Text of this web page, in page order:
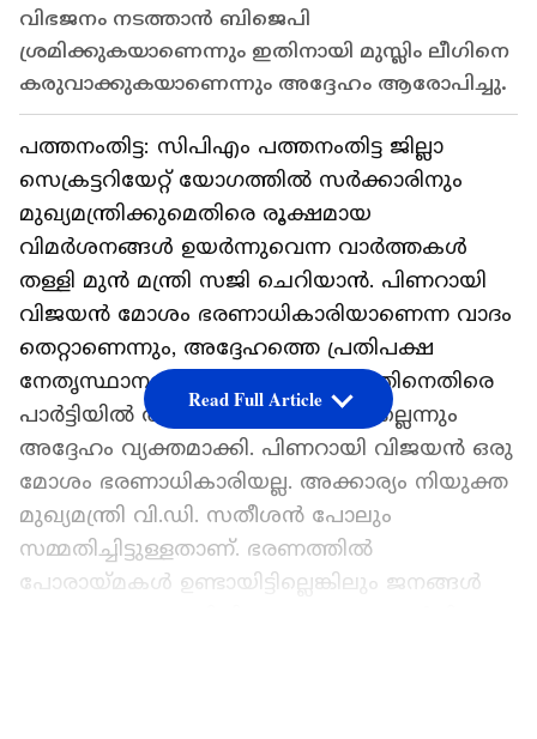
വിഭജനം നടത്താൻ ബിജെപി
ശ്രമിക്കുകയാണെന്നും ഇതിനായി മുസ്ലിം ലീഗിനെ
കരുവാക്കുകയാണെന്നും അദ്ദേഹം ആരോപിച്ചു.
പത്തനംതിട്ട: സിപിഎം പത്തനംതിട്ട ജില്ലാ
സെക്രട്ടറിയേറ്റ് യോഗത്തിൽ സർക്കാരിനും
മുഖ്യമന്ത്രിക്കുമെതിരെ രൂക്ഷമായ
വിമർശനങ്ങൾ ഉയർന്നുവെന്ന വാർത്തകൾ
തള്ളി മുൻ മന്ത്രി സജി ചെറിയാൻ. പിണറായി
വിജയൻ മോശം ഭരണാധികാരിയാണെന്ന വാദം
തെറ്റാണെന്നും, അദ്ദേഹത്തെ പ്രതിപക്ഷ
നേതൃസ്ഥാനത്തേക്ക് കൊണ്ടുവന്നതിനെതിരെ
പാർട്ടിയിൽ ആരും രംഗത്തുവന്നിട്ടില്ലെന്നും
അദ്ദേഹം വ്യക്തമാക്കി. പിണറായി വിജയൻ ഒരു
മോശം ഭരണാധികാരിയല്ല. അക്കാര്യം നിയുക്ത
മുഖ്യമന്ത്രി വി.ഡി. സതീശൻ പോലും
സമ്മതിച്ചിട്ടുള്ളതാണ്. ഭരണത്തിൽ
പോരായ്മകൾ ഉണ്ടായിട്ടില്ലെങ്കിലും ജനങ്ങൾ
Read Full Article